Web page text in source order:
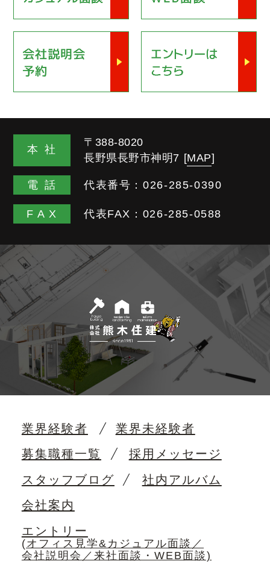
本 社
〒388-8020
長野県長野市神明7 [MAP]
電 話 代表番号：026-285-0390
FA X 代表FAX：026-285-0588
業界経験者
業界未経験者
募集職種一覧
採用メッセージ
スタッフブログ
社内アルバム
会社案内
エントリー
(オフィス見学&カジュアル面談／
会社説明会／来社面談・WEB面談)